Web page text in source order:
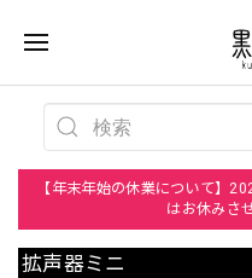
【年末年始の休業について】
はお休みさ
拡声器ミニ